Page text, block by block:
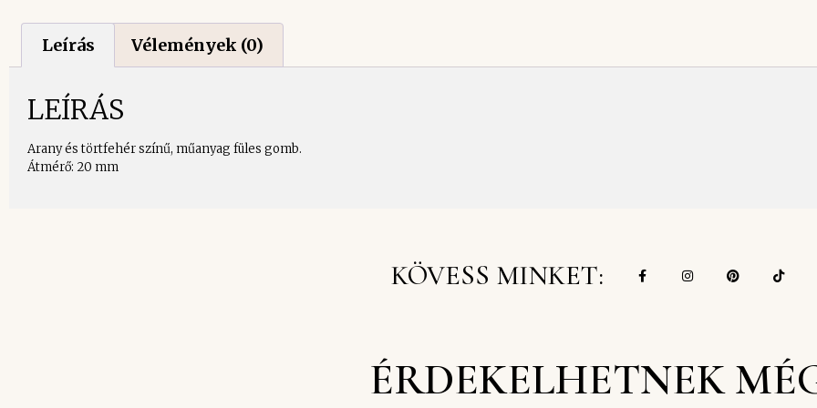
Leírás Vélemények (0)
LEÍRÁS
Arany és törtfehér színű, műanyag füles gomb.
Átmérő: 20 mm
KÖVESS MINKET:
ÉRDEKELHETNEK